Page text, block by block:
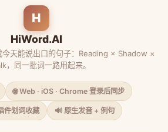
H
HiWord.AI
今天能说出口的句子：Reading × Shadow ×
，同一批词一路用起来。
🌐 Web · iOS · Chrome 登录后同步
件划词收藏 🔊 原生发音 + 例句